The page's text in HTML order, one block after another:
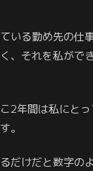
いる勤め先の仕
、それを私がで
2年間は私にと
。
だけだと数字の